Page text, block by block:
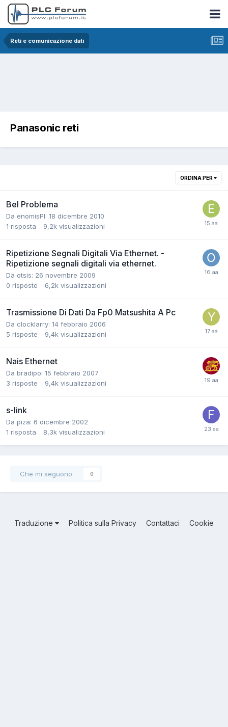
Reti e comunicazione dati
Panasonic reti
ORDINA PER
Bel Problema
Da enomisPI: 18 dicembre 2010
1 risposta 9,2k visualizzazioni
Ripetizione Segnali Digitali Via Ethernet. -
Ripetizione segnali digitali via ethernet.
Da otsis: 26 novembre 2009
0 risposte 6,2k visualizzazioni
Trasmissione Di Dati Da Fp0 Matsushita A Pc
Da clocklarry: 14 febbraio 2006
5 risposte 9,4k visualizzazioni
Nais Ethernet
Da bradipo: 15 febbraio 2007
3 risposte 9,4k visualizzazioni
s-link
Da piza: 6 dicembre 2002
1 risposta 8,3k visualizzazioni
Che mi seguono 0
Traduzione Politica sulla Privacy Contattaci Cookie